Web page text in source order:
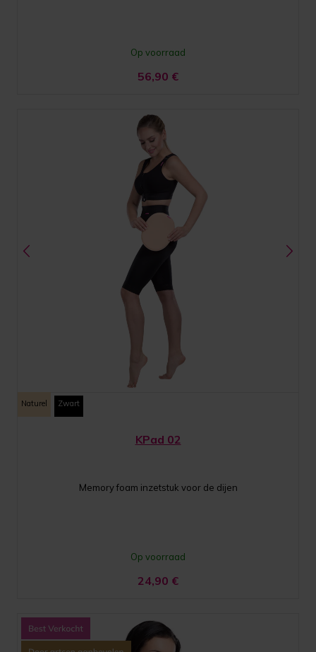
Op voorraad
56,90 €
Naturel Zwart
KPad 02
Memory foam inzetstuk voor de dijen
Op voorraad
24,90 €